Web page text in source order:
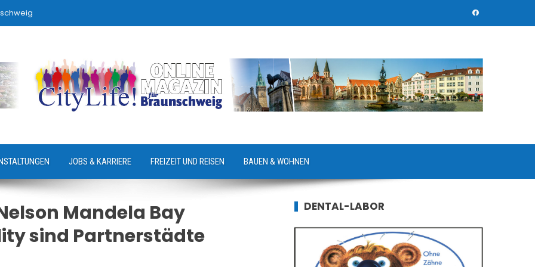
JOBS & KARRIERE FREIZEIT UND REISEN BAUEN & WOHNEN
Mandela Bay
sind Partnerstädte
DENTAL-LABOR